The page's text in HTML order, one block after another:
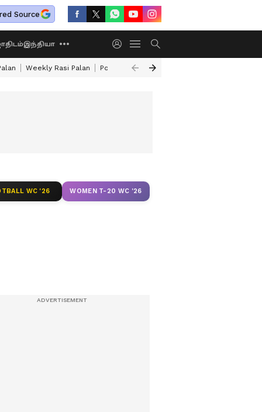
Source
இந்தியா
Weekly Rasi Palan Powerful Rahu Transit
WC '26 WOMEN T-20 WC '26